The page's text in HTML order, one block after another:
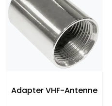
Adapter VHF-Antenne